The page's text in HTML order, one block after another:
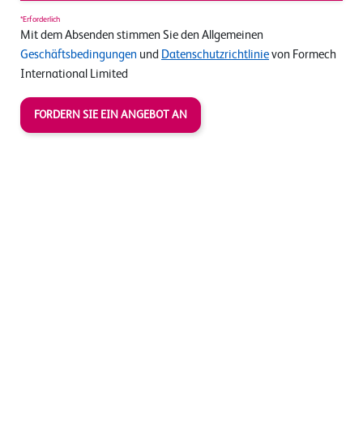
*Erforderlich
Mit dem Absenden stimmen Sie den Allgemeinen
Geschäftsbedingungen und Datenschutzrichtlinie von Formech
International Limited
FORDERN SIE EIN ANGEBOT AN